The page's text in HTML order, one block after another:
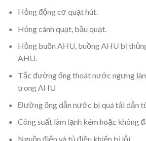
Hỏng động cơ quạt hút.
Hỏng cánh quạt, bầu quạt.
Hỏng buồn AHU, buồng AHU bị
AHU.
Tắc đường ống thoát nước ngưng
trong AHU
Đường ống dẫn nước bị quá tải dẫn
Công suất làm lạnh kém hoặc không
Nguồn điện và tủ điều khiển bị lỗi.